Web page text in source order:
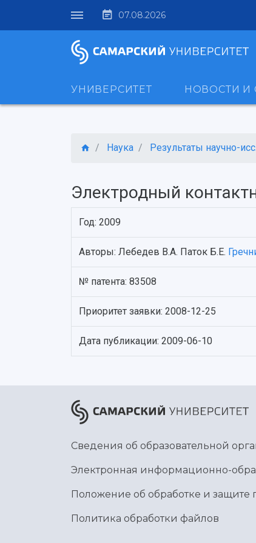
07.08.2026
УНИВЕРСИТЕТ НОВОСТИ И
Наука Результаты научно-
Электродный
Год: 2009
Авторы: Лебедев В.А. Паток Б.Е.
№ патента: 83508
Приоритет заявки: 2008-12-25
Дата публикации: 2009-06-10
Сведения об образовательной
Электронная информационно-
Положение об обработке и защите
Политика обработки файлов